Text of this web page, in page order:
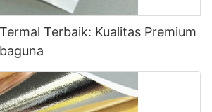
Terbaik: Kualitas Premium